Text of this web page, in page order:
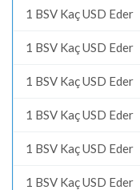
1 BSV Kaç USD Eder
1 BSV Kaç USD Eder
1 BSV Kaç USD Eder
1 BSV Kaç USD Eder
1 BSV Kaç USD Eder
1 BSV Kaç USD Eder